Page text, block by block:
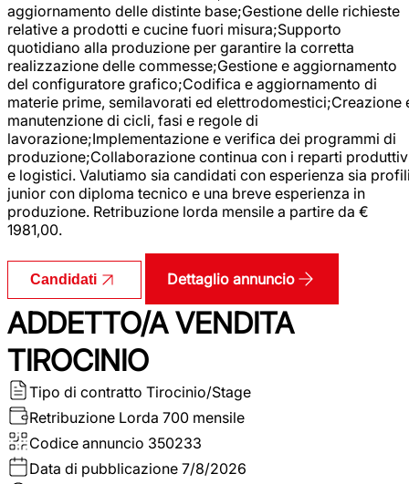
aggiornamento delle distinte base;Gestione delle richieste
relative a prodotti e cucine fuori misura;Supporto
quotidiano alla produzione per garantire la corretta
realizzazione delle commesse;Gestione e aggiornamento
del configuratore grafico;Codifica e aggiornamento di
materie prime, semilavorati ed elettrodomestici;Creazione
manutenzione di cicli, fasi e regole di
lavorazione;Implementazione e verifica dei programmi di
produzione;Collaborazione continua con i reparti
e logistici. Valutiamo sia candidati con esperienza sia
junior con diploma tecnico e una breve esperienza in
produzione. Retribuzione lorda mensile a partire da €
1981,00.
Candidati Dettaglio annuncio
ADDETTO/A VENDITA
TIROCINIO
Tipo di contratto Tirocinio/Stage
Retribuzione Lorda 700 mensile
Codice annuncio 350233
Data di pubblicazione 7/8/2026